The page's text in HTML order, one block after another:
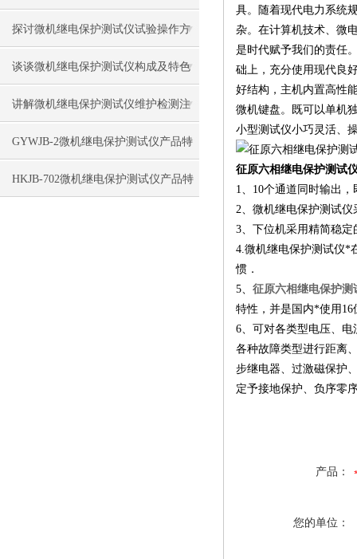
仪
探讨微机继电保护测试仪试验操作方
法
谈谈微机继电保护测试仪构成及特色
讲解微机继电保护测试仪维护检测注
意事项
GYWJB-2微机继电保护测试仪产品特
点
HKJB-702微机继电保护测试仪产品特
具。随着现代电力系统
杂。在计算机技术、微
是时代赋予我们的责任
础上，充分使用现代良
好结构，主机内置高性
微机键盘。既可以单机
小型测试仪小巧灵活、
征原六相继电保护测试
1、10个通道同时输出
2、微机继电保护测试
3、下位机采用精简稳定
4.微机继电保护测试仪*
惯．
5、 征原六相继电保护测
特性，并是国内*使用
6、可对各类型电压、
各种故障类型进行距离
步继电器、过激磁保护
定予接地保护、负序零
产品：
您的单位：